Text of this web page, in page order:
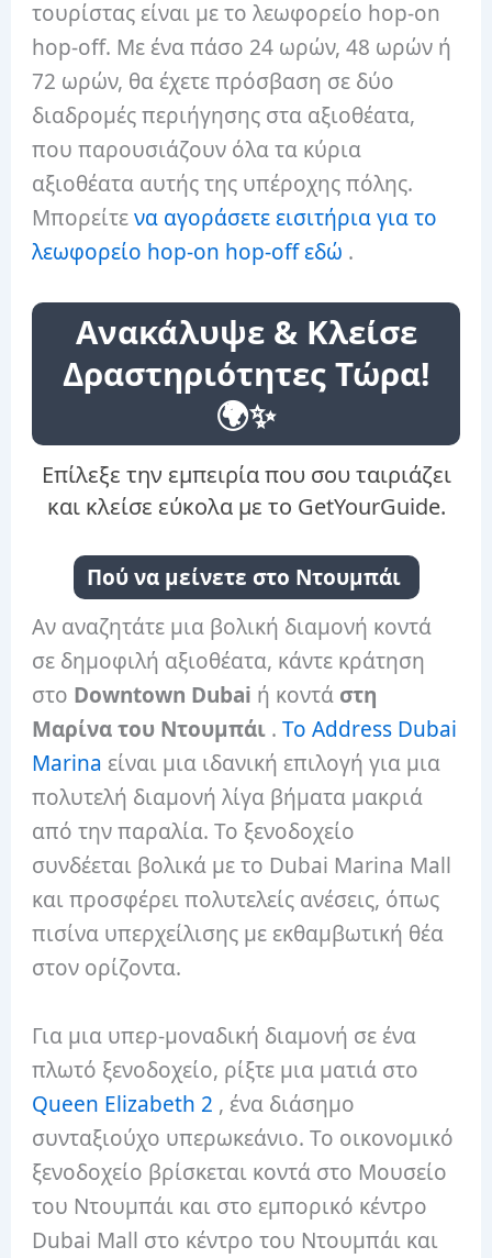
τουρίστας είναι με το λεωφορείο hop-on
hop-off. Με ένα πάσο 24 ωρών, 48 ωρών ή
72 ωρών, θα έχετε πρόσβαση σε δύο
διαδρομές περιήγησης στα αξιοθέατα,
που παρουσιάζουν όλα τα κύρια
αξιοθέατα αυτής της υπέροχης πόλης.
Μπορείτενα αγοράσετε εισιτήρια για το
λεωφορείο hop-on hop-off εδώ .
Ανακάλυψε & Κλείσε
Δραστηριότητες Τώρα!
🌍✨
Επίλεξε την εμπειρία που σου ταιριάζει
και κλείσε εύκολα με το GetYourGuide.
Πού να μείνετε στο Ντουμπάι
Αν αναζητάτε μια βολική διαμονή κοντά
σε δημοφιλή αξιοθέατα, κάντε κράτηση
στο Downtown Dubai ή κοντά στη
Μαρίνα του Ντουμπάι .Το Address Dubai
Marina είναι μια ιδανική επιλογή για μια
πολυτελή διαμονή λίγα βήματα μακριά
από την παραλία. Το ξενοδοχείο
συνδέεται βολικά με το Dubai Marina Mall
και προσφέρει πολυτελείς ανέσεις, όπως
πισίνα υπερχείλισης με εκθαμβωτική θέα
στον ορίζοντα.
Για μια υπερ-μοναδική διαμονή σε ένα
πλωτό ξενοδοχείο, ρίξτε μια ματιά στο
Queen Elizabeth 2 , ένα διάσημο
συνταξιούχο υπερωκεάνιο. Το οικονομικό
ξενοδοχείο βρίσκεται κοντά στο Μουσείο
του Ντουμπάι και στο εμπορικό κέντρο
Dubai Mall στο κέντρο του Ντουμπάι και